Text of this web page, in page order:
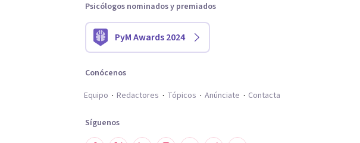
Psicólogos nominados y premiados
PyM Awards 2024
Conócenos
Equipo
Redactores Tópicos Anúnciate Contacta
Síguenos